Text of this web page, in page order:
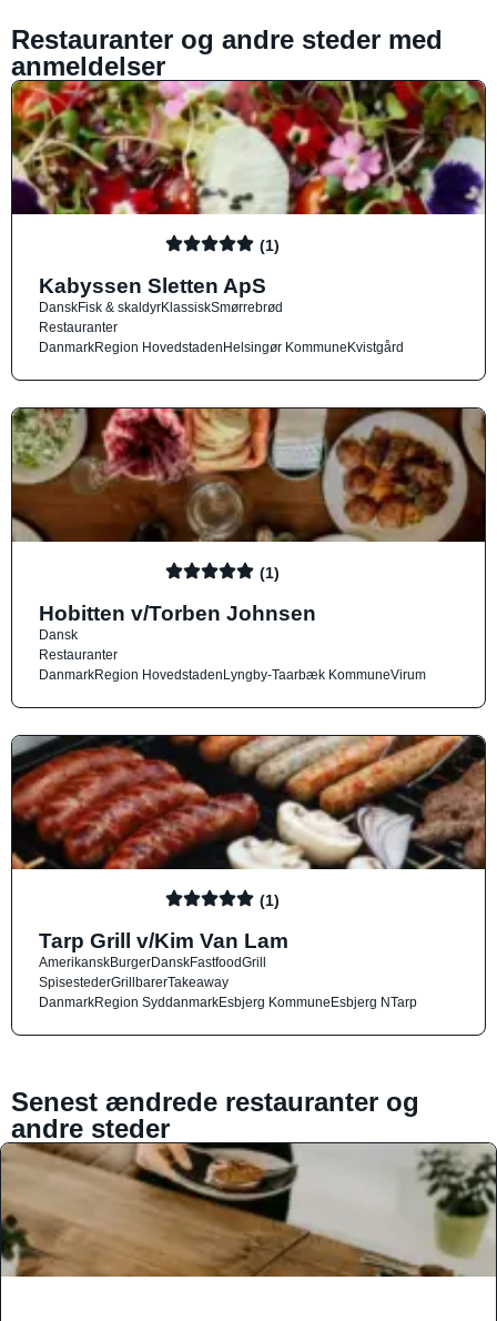
Restauranter og andre steder med
anmeldelser
(1)
Kabyssen Sletten ApS
DanskFisk & skaldyrKlassiskSmørrebrød
Restauranter
DanmarkRegion HovedstadenHelsingør KommuneKvistgård
(1)
Hobitten v/Torben Johnsen
Dansk
Restauranter
DanmarkRegion HovedstadenLyngby-Taarbæk KommuneVirum
(1)
Tarp Grill v/Kim Van Lam
AmerikanskBurgerDanskFastfoodGrill
SpisestederGrillbarerTakeaway
DanmarkRegion SyddanmarkEsbjerg KommuneEsbjerg NTarp
Senest ændrede restauranter og
andre steder